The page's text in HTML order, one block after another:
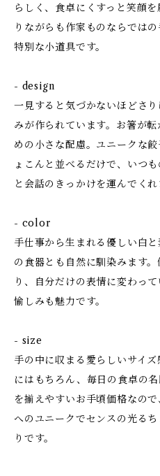
らしく、食卓にくすっと笑顔
りながらも作家ものならでは
特別な小道具です。
- design
一見すると気づかないほどさ
みが作られています。お箸が
めの小さな配慮。ユニークな
ょこんと並べるだけで、いつ
と会話のきっかけを運んでくれ
- color
手仕事から生まれる優しい白
の食器とも自然に馴染みます
り、自分だけの表情に変わっ
愉しみも魅力です。
- size
手の中に収まる愛らしいサイ
にはもちろん、毎日の食卓の
を揃えやすいお手頃価格なの
へのユニークでセンスの光る
りです。